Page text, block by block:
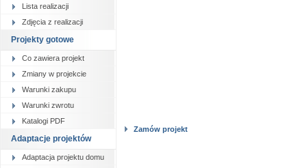
Lista realizacji
Zdjęcia z realizacji
Projekty gotowe
Co zawiera projekt
Zmiany w projekcie
Warunki zakupu
Warunki zwrotu
Katalogi PDF
Adaptacje projektów
Adaptacja projektu domu
Zamów projekt